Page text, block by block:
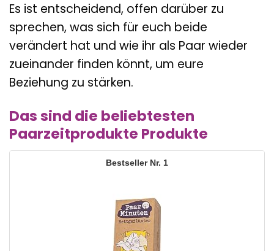
Es ist entscheidend, offen darüber zu
sprechen, was sich für euch beide
verändert hat und wie ihr als Paar wieder
zueinander finden könnt, um eure
Beziehung zu stärken.
Das sind die beliebtesten
Paarzeitprodukte Produkte
1